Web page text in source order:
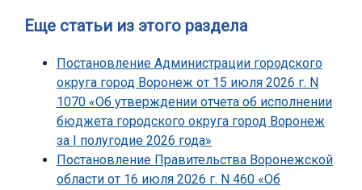
Еще статьи из этого раздела
Постановление Администрации городского
округа город Воронеж от 15 июля 2026 г. N
1070 «Об утверждении отчета об исполнении
бюджета городского округа город Воронеж
за I полугодие 2026 года»
Постановление Правительства Воронежской
области от 16 июля 2026 г. N 460 «Об